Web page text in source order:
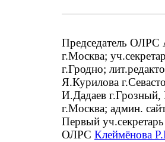
Председатель ОЛРС
г.Москва;
г.Гродно;
Я.Курилова
И.Дадаев
г.Москва; админ.
Первый
ОЛРС Клеймёнова